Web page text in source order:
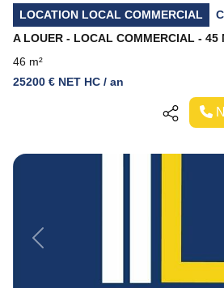
LOCATION LOCAL COMMERCIAL
A LOUER - LOCAL COMMERCIAL - 45
46 m²
25200 € NET HC / an
Previous